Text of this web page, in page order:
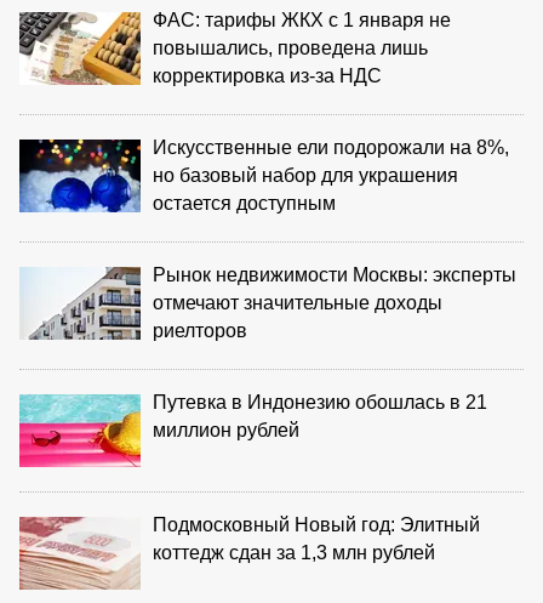
ФАС: тарифы ЖКХ с 1 января не
повышались, проведена лишь
корректировка из‑за НДС
Искусственные ели подорожали на 8%,
но базовый набор для украшения
остается доступным
Рынок недвижимости Москвы: эксперты
отмечают значительные доходы
риелторов
Путевка в Индонезию обошлась в 21
миллион рублей
Подмосковный Новый год: Элитный
коттедж сдан за 1,3 млн рублей